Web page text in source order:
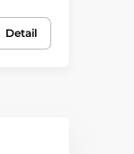
Detail